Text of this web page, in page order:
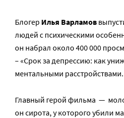
Блогер Илья Варламов
людей с психическими
он набрал около 400 000
– «Срок за депрессию: как
ментальными
Главный герой фильма —
он сирота, у которого убили